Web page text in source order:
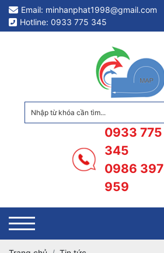
Email: minhanphat1998@gmail.com
Hotline: 0933 775 345
0933 775
345
0986 397
959